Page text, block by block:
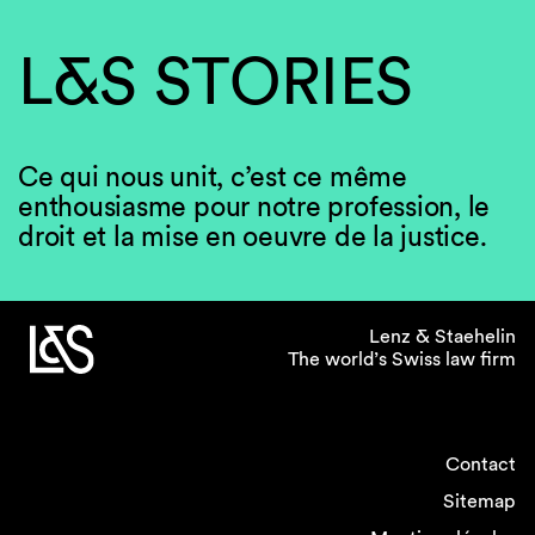
L&S STORIES
Ce qui nous unit, c’est ce même
enthousiasme pour notre profession, le
droit et la mise en oeuvre de la justice.
Lenz & Staehelin
The world’s Swiss law firm
Contact
Sitemap